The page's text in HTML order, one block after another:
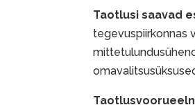
Taotlusi saavad
tegevuspiirkonnas